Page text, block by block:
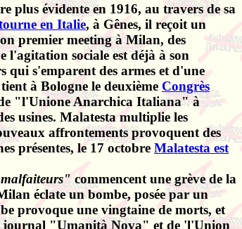
plus évidente en 1916, au travers de sa
en Italie, à Gênes, il reçoit un
premier meeting à Milan, des
l'agitation sociale est déjà à son
qui s'emparent des armes et d'une
à Bologne le deuxième Congrès
"l'Unione Anarchica Italiana" à
usines. Malatesta multiplie les
affrontements provoquent des
présentes, le 17 octobre Malatesta est
commencent une grève de la
éclate un bombe, posée par un
provoque une vingtaine de morts, et
journal "Umanità Nova" et de 'l'Union